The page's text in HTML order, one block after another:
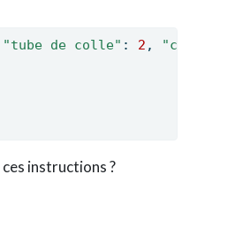
"tube de colle" : 2 , "cahier"
instructions ?